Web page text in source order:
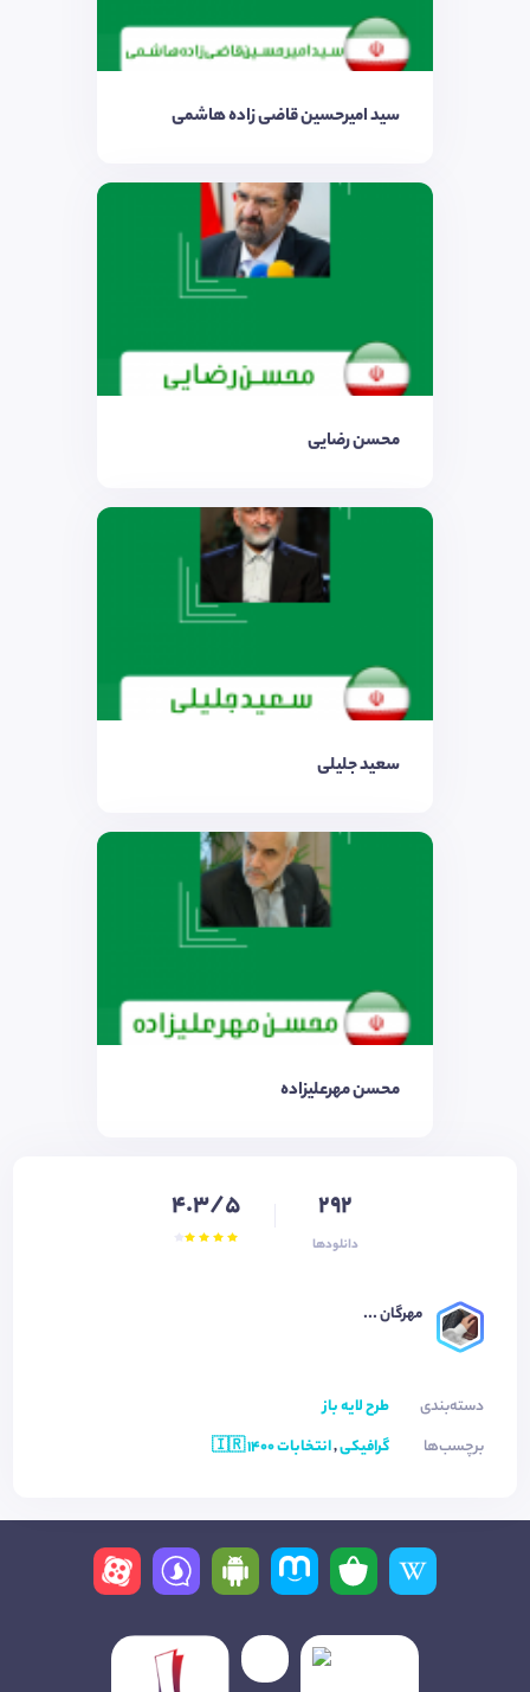
سید امیرحسین قاضی زاده هاشمی
محسن رضایی
سعید جلیلی
محسن مهرعلیزاده
292
دانلودها
4.3/5
مهرگان ...
دسته‌بندی
طرح لایه باز
برچسب‌ها
گرافیکی,انتخابات 1400 🇮🇷